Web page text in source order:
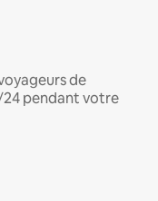
de
pendant votre